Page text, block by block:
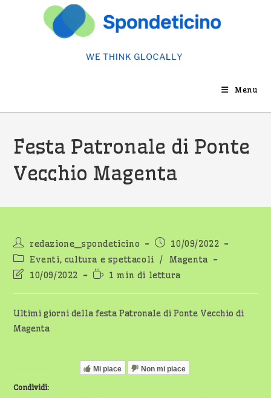
Menu
Festa Patronale di Ponte
Vecchio Magenta
Autore
dell'articolo:
redazione_spondeticino
Articolo
pubblicato:
10/09/2022
Categoria
dell'articolo:
Eventi, cultura e spettacoli /
Magenta
Ultima
dell'articolo:
10/09/2022
Tempo
lettura:
1 min di lettura
Ultimi giorni della festa Patronale di Ponte Vecchio di
Magenta
Mi piace Non mi piace
Condividi: